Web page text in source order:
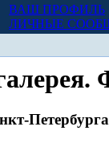
ВАШ ПРОФИЛЬ
ЛИЧНЫЕ